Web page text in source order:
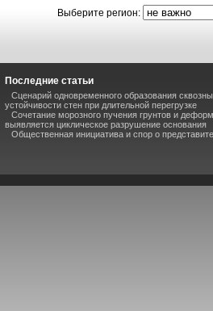
Выберите регион:
Последние статьи
Сценарий одновременного образования
устойчивости стен при длительной перегрузке
Сочетание морозного пучения грунтов и
выявляется циклическое разрушение основания
Общественная инициатива и спор о